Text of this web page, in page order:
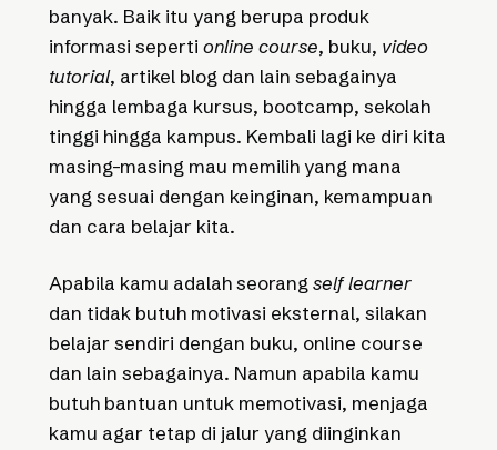
banyak. Baik itu yang berupa produk
informasi seperti online course, buku, video
tutorial, artikel blog dan lain sebagainya
hingga lembaga kursus, bootcamp, sekolah
tinggi hingga kampus. Kembali lagi ke diri kita
masing-masing mau memilih yang mana
yang sesuai dengan keinginan, kemampuan
dan cara belajar kita.
Apabila kamu adalah seorang self learner
dan tidak butuh motivasi eksternal, silakan
belajar sendiri dengan buku, online course
dan lain sebagainya. Namun apabila kamu
butuh bantuan untuk memotivasi, menjaga
kamu agar tetap di jalur yang diinginkan